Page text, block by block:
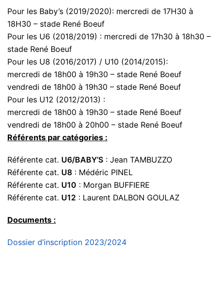
Pour les Baby’s (2019/2020): mercredi de 17H30 à
18H30 – stade René Boeuf
Pour les U6 (2018/2019) : mercredi de 17h30 à 18h30 –
stade René Boeuf
Pour les U8 (2016/2017) / U10 (2014/2015):
mercredi de 18h00 à 19h30 – stade René Boeuf
vendredi de 18h00 à 19h30 – stade René Boeuf
Pour les U12 (2012/2013) :
mercredi de 18h00 à 19h30 – stade René Boeuf
vendredi de 18h00 à 20h00 – stade René Boeuf
Référents par catégories :
Référente cat. U6/BABY’S : Jean TAMBUZZO
Référente cat. U8 : Médéric PINEL
Référente cat. U10 : Morgan BUFFIERE
Référente cat. U12 : Laurent DALBON GOULAZ
Documents :
Dossier d’inscription 2023/2024